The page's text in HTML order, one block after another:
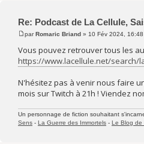
Re: Podcast de La Cellule,
parRomaric Briand » 10 Fév 2024, 16:48
Vous pouvez retrouver tous les
https://www.lacellule.net/search/
N'hésitez pas à venir nous faire
mois sur Twitch à 21h ! Viendez
Un personnage de fiction souhaitant
Sens - La Guerre des Immortels - Le Blog de